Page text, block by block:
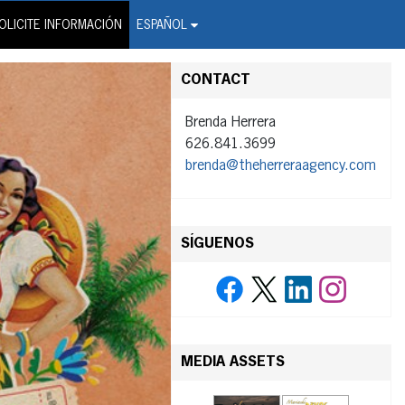
INFORMACIÓN ESPAÑOL
Wire Service
CONTACT
Brenda Herrera
626.841.3699
brenda@theherreraagency.com
SÍGUENOS
MEDIA ASSETS